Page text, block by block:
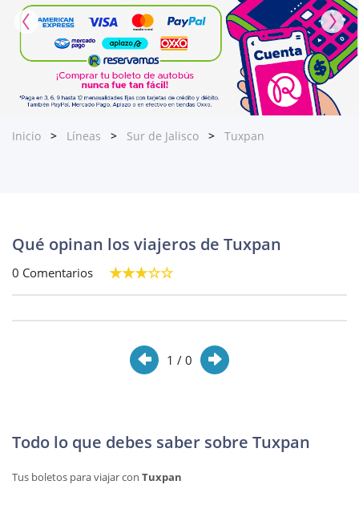
Inicio Líneas Sur de Jalisco Tuxpan
Qué opinan los viajeros de Tuxpan
0 Comentarios
1 / 0
Todo lo que debes saber sobre Tuxpan
Tus boletos para viajar con Tuxpan